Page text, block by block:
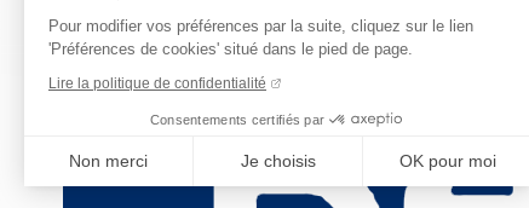
Pour modifier vos préférences par la suite, cliquez sur le lien
'Préférences de cookies' situé dans le pied de page.
Lire la politique de confidentialité
Consentements certifiés par
Non merci Je choisis OK pour moi